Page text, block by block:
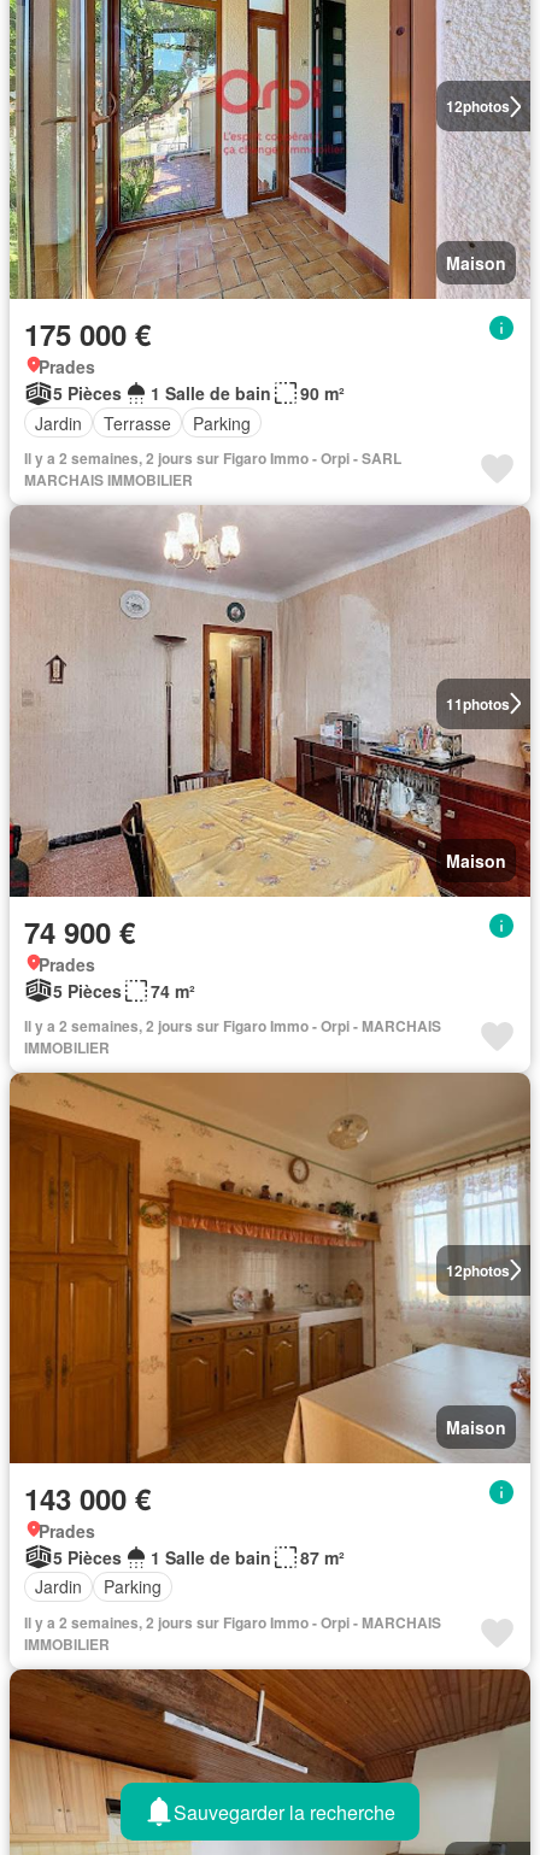
12photos
Maison
175 000 €
Prades
5 Pièces
1 Salle de bain
90 m²
Jardin
Terrasse Parking
Il y a 2 semaines, 2 jours sur Figaro Immo - Orpi - SARL
MARCHAIS IMMOBILIER
11photos
Maison
74 900 €
Prades
5 Pièces
74 m²
Il y a 2 semaines, 2 jours sur Figaro Immo - Orpi - MARCHAIS
IMMOBILIER
12photos
Maison
143 000 €
Prades
5 Pièces
1 Salle de bain
87 m²
Jardin
Parking
Il y a 2 semaines, 2 jours sur Figaro Immo - Orpi - MARCHAIS
IMMOBILIER
Sauvegarder la recherche